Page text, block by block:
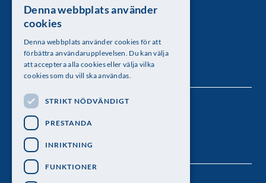
Kungl. Vetenskapsakademien
Besöksadress: Lilla Frescativägen 4A
Telefon: 08-673 95 00
Följ oss
SWEDISH
Denna webbplats använder
cookies
Denna webbplats använder cookies för att
förbättra användarupplevelsen. Du kan välja
att acceptera alla cookies eller välja vilka
cookies som du vill ska användas.
STRIKT NÖDVÄNDIGT
PRESTANDA
INRIKTNING
FUNKTIONER